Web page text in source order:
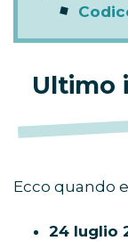
Ultimo
Ecco quando
24 luglio